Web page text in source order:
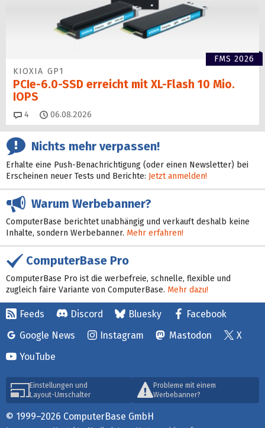
FMS 2026
KIOXIA GP1
PCIe-6.0-SSD erreicht mit XL-Flash 10 Mio.
IOPS
4 Kommentare
06.08.2026
Nichts mehr verpassen!
Erhalte eine Push-Benachrichtigung (oder einen Newsletter) bei
Erscheinen neuer Tests und Berichte: Jetzt anmelden!
Warum Werbebanner?
ComputerBase berichtet unabhängig und verkauft deshalb keine
Inhalte, sondern Werbebanner. Mehr erfahren!
ComputerBase Pro
ComputerBase Pro ist die werbefreie, schnelle, flexible und
zugleich faire Variante von ComputerBase. Mehr dazu!
Feeds Discord Bluesky
Facebook
Google News
Instagram Mastodon
X
YouTube
Einstellungen und
Layout-Umschalter
Probleme mit einem
Werbebanner?
© 1999–2026 ComputerBase GmbH